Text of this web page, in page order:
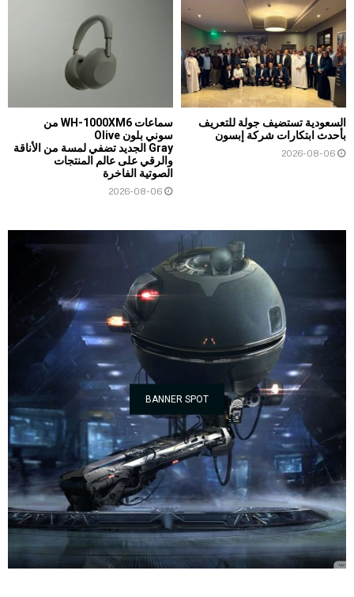
السعودية تستضيف جولة للتعريف
بأحدث ابتكارات شركة إبسون
2026-08-06
سماعات WH-1000XM6 من
سوني بلون Olive
Gray الجديد تضفي لمسة من الأناقة
والرقي على عالم المنتجات
الصوتية الفاخرة
2026-08-06
BANNER SPOT